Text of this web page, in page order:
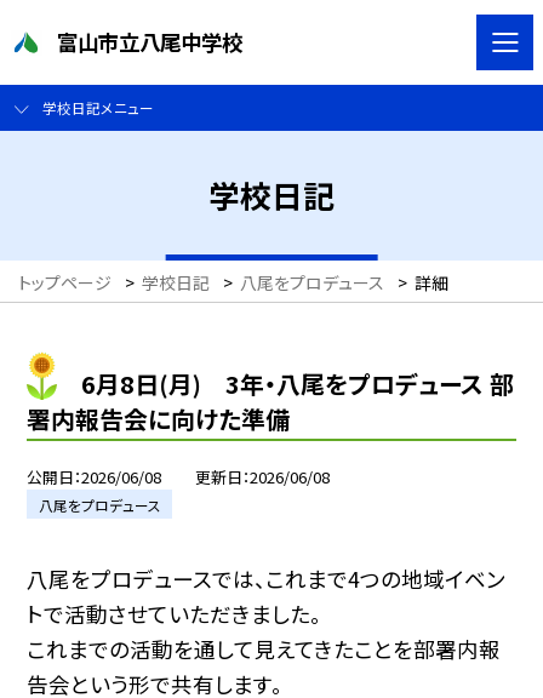
富山市立八尾中学校
学校日記メニュー
学校日記
トップページ > 学校日記 > 八尾をプロデュース > 詳細
6月8日(月) 3年・八尾をプロデュース 部
署内報告会に向けた準備
公開日 2026/06/08 更新日 2026/06/08
八尾をプロデュース
八尾をプロデュースでは、これまで4つの地域イベン
トで活動させていただきました。
これまでの活動を通して見えてきたことを部署内報
告会という形で共有します。